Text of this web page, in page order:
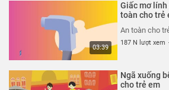
An toàn cho
27 N lượt xem
An toàn cho
An toàn cho
03:39
Giấc mơ lính
toàn cho trẻ
An toàn cho
187 N lượt xem
Ngã xuống
cho trẻ em